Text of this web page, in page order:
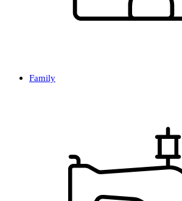
Family